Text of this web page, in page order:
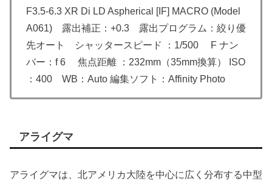
F3.5-6.3 XR Di LD Aspherical [IF] MACRO (Model
A061) 露出補正：+0.3 露出プログラム：絞り優
先オート シャッタースピード ：1/500 F ナン
バー：f 6 焦点距離 ：232mm（35mm換算） ISO
：400 WB：Auto 編集ソフト：Affinity Photo
アライグマ
アライグマは、北アメリカ大陸を中心に広く分布する中型